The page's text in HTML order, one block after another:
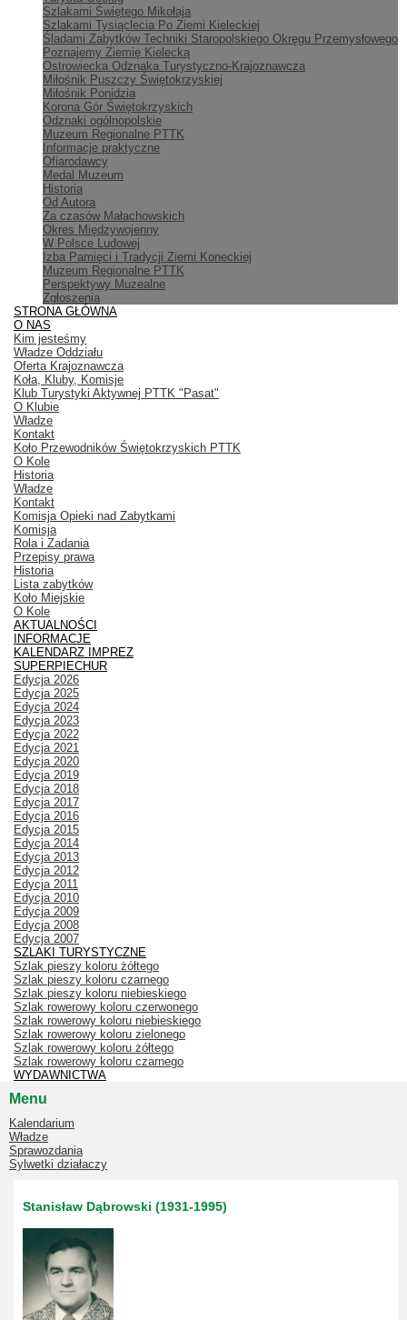
Szlakami Świętego Mikołaja
Szlakami Tysiąclecia Po Ziemi Kieleckiej
Śladami Zabytków Techniki Staropolskiego Okręgu Przemysłowego
Poznajemy Ziemię Kielecką
Ostrowiecka Odznaka Turystyczno-Krajoznawcza
Miłośnik Puszczy Świętokrzyskiej
Miłośnik Ponidzia
Korona Gór Świętokrzyskich
Odznaki ogólnopolskie
Muzeum Regionalne PTTK
Informacje praktyczne
Ofiarodawcy
Medal Muzeum
Historia
Od Autora
Za czasów Małachowskich
Okres Międzywojenny
W Polsce Ludowej
Izba Pamięci i Tradycji Ziemi Koneckiej
Muzeum Regionalne PTTK
Perspektywy Muzealne
Zgłoszenia
STRONA GŁÓWNA
O NAS
Kim jesteśmy
Władze Oddziału
Oferta Krajoznawcza
Koła, Kluby, Komisje
Klub Turystyki Aktywnej PTTK "Pasat"
O Klubie
Władze
Kontakt
Koło Przewodników Świętokrzyskich PTTK
O Kole
Historia
Władze
Kontakt
Komisja Opieki nad Zabytkami
Komisja
Rola i Zadania
Przepisy prawa
Historia
Lista zabytków
Koło Miejskie
O Kole
AKTUALNOŚCI
INFORMACJE
KALENDARZ IMPREZ
SUPERPIECHUR
Edycja 2026
Edycja 2025
Edycja 2024
Edycja 2023
Edycja 2022
Edycja 2021
Edycja 2020
Edycja 2019
Edycja 2018
Edycja 2017
Edycja 2016
Edycja 2015
Edycja 2014
Edycja 2013
Edycja 2012
Edycja 2011
Edycja 2010
Edycja 2009
Edycja 2008
Edycja 2007
SZLAKI TURYSTYCZNE
Szlak pieszy koloru żółtego
Szlak pieszy koloru czarnego
Szlak pieszy koloru niebieskiego
Szlak rowerowy koloru czerwonego
Szlak rowerowy koloru niebieskiego
Szlak rowerowy koloru zielonego
Szlak rowerowy koloru żółtego
Szlak rowerowy koloru czarnego
WYDAWNICTWA
Menu
Kalendarium
Władze
Sprawozdania
Sylwetki działaczy
Stanisław Dąbrowski (1931-1995)